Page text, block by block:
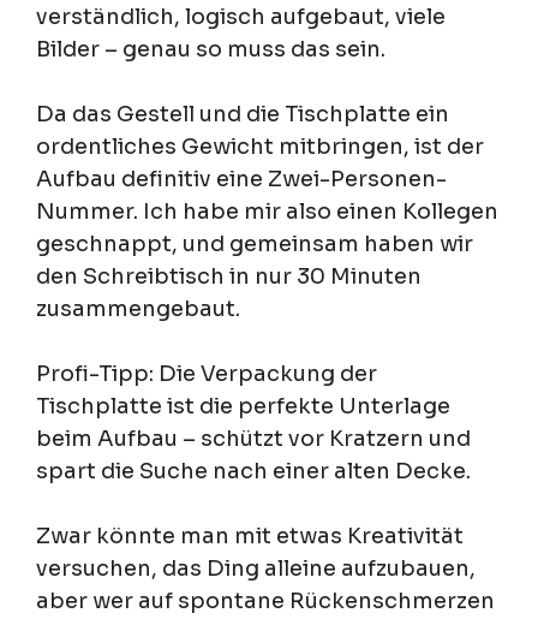
verständlich, logisch aufgebaut, viele
Bilder – genau so muss das sein.
Da das Gestell und die Tischplatte ein
ordentliches Gewicht mitbringen, ist der
Aufbau definitiv eine Zwei-Personen-
Nummer. Ich habe mir also einen Kollegen
geschnappt, und gemeinsam haben wir
den Schreibtisch in nur 30 Minuten
zusammengebaut.
Profi-Tipp: Die Verpackung der
Tischplatte ist die perfekte Unterlage
beim Aufbau – schützt vor Kratzern und
spart die Suche nach einer alten Decke.
Zwar könnte man mit etwas Kreativität
versuchen, das Ding alleine aufzubauen,
aber wer auf spontane Rückenschmerzen